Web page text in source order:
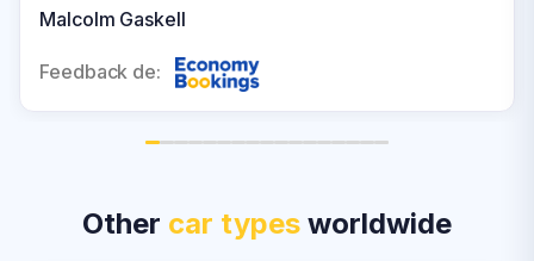
immediate e mail for confirmation which gives you peace
Malcolm Gaskell
Feedback de:
Other car types worldwide